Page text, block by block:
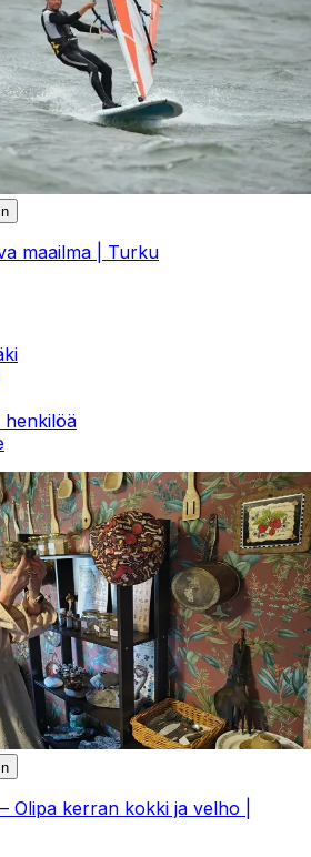
maailma | Turku
henkilöä
Olipa kerran kokki ja velho |